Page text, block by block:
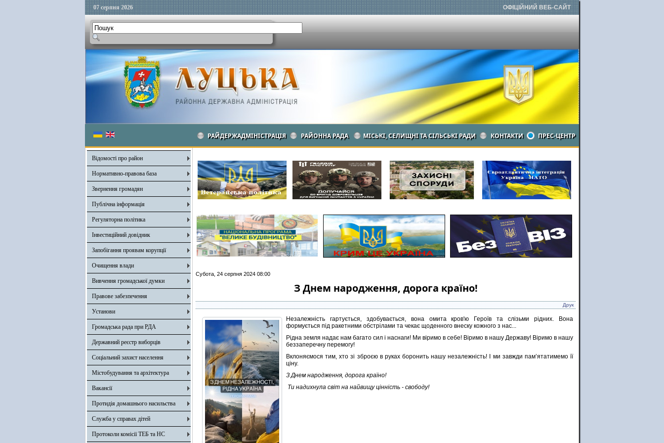
07 серпня 2026 ОФІЦІЙНИЙ ВЕБ-САЙТ
РАЙДЕРЖАДМІНІСТРАЦІЯ РАЙОННА РАДА МІСЬКІ, СЕЛИЩНІ ТА СІЛЬСЬКІ РАДИ КОНТАКТИ ПРЕС-ЦЕНТР
Відомості про район
Нормативно-правова база
Звернення громадян
Публічна інформація
Регуляторна політика
Інвестиційний довідник
Запобігання проявам корупції
Очищення влади
Вивчення громадської думки
Правове забезпечення
Установи
Громадська рада при РДА
Державний реєстр виборців
Соціальний захист населення
Містобудування та архітектура
Вакансії
Протидія домашнього насильства
Служба у справах дітей
Протоколи комісії ТЕБ та НС
Субота, 24 серпня 2024 08:00
З Днем народження, дорога країно!
Друк
Незалежність гартується, здобувається, вона омита кров'ю Героїв та слізьми рідних. Вона
формується під ракетними обстрілами та чекає щоденного внеску кожного з нас...
Рідна земля надає нам багато сил і наснаги! Ми віримо в себе! Віримо в нашу Державу! Віримо в нашу
беззаперечну перемогу!
Вклоняємося тим, хто зі зброєю в руках боронить нашу незалежність! І ми завжди памʼятатимемо її
ціну.
З Днем народження, дорога країно!
Ти надихнула світ на найвищу цінність - свободу!